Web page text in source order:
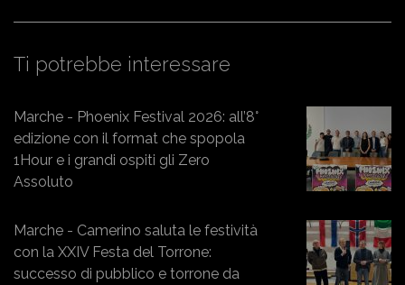
Ti potrebbe interessare
Marche - Phoenix Festival 2026: all’8°
edizione con il format che spopola
1Hour e i grandi ospiti gli Zero
Assoluto
Marche - Camerino saluta le festività
con la XXIV Festa del Torrone:
successo di pubblico e torrone da